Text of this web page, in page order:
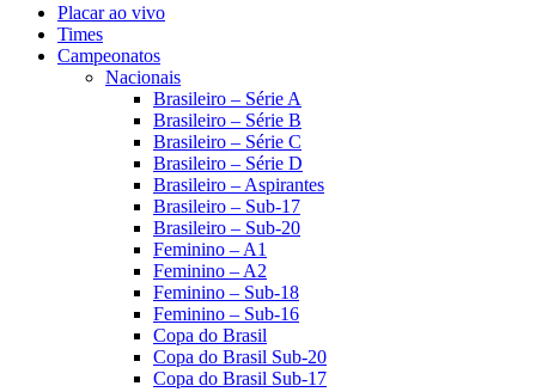
Placar ao vivo
Times
Campeonatos
Nacionais
Brasileiro – Série A
Brasileiro – Série B
Brasileiro – Série C
Brasileiro – Série D
Brasileiro – Aspirantes
Brasileiro – Sub-17
Brasileiro – Sub-20
Feminino – A1
Feminino – A2
Feminino – Sub-18
Feminino – Sub-16
Copa do Brasil
Copa do Brasil Sub-20
Copa do Brasil Sub-17